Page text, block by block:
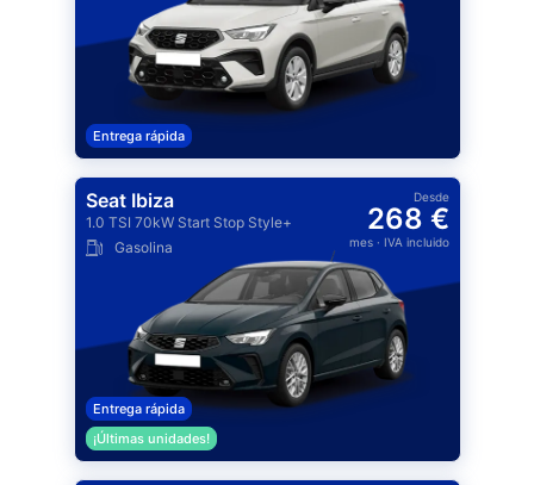
Entrega rápida
Seat Ibiza
1.0 TSI 70kW Start Stop Style+
Gasolina
Desde
268 €
mes· IVA incluido
Entrega rápida
¡Últimas unidades!